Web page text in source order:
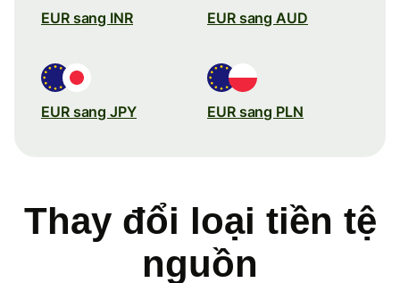
EUR sang INR EUR sang AUD
EUR sang JPY EUR sang PLN
Thay đổi loại tiền tệ
nguồn